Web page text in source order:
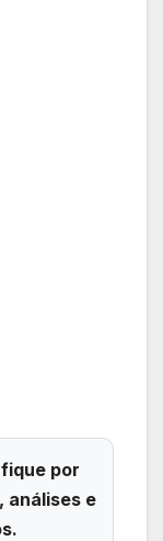
por
análises e